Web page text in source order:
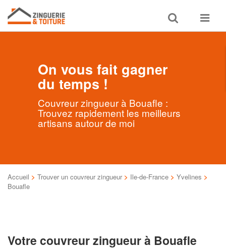
Toggle
search
Toggle
On vous fait gagner
du temps !
Couvreur zingueur à Bouafle :
Trouvez rapidement les meilleurs
artisans autour de moi
Accueil > Trouver un couvreur zingueur > Ile-de-France > Yvelines >
Bouafle
Votre couvreur zingueur à Bouafle